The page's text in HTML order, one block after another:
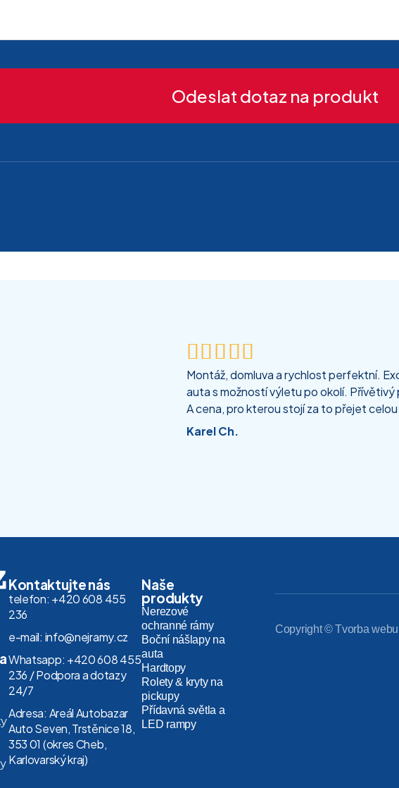
Odeslat dotaz na produkt

Montáž, domluva a rychlost perfektní.
auta s možností výletu po okolí. Přívětivý
A cena, pro kterou stojí za to přejet
Karel Ch.
Kontaktujte nás
telefon: +420 608 455
236
e-mail: info@nejramy.cz
Whatsapp: +420 608 455
236 / Podpora a dotazy
24/7
Adresa: Areál Autobazar
Auto Seven, Trstěnice 18,
353 01 (okres Cheb,
Karlovarský kraj)
Naše
produkty
Nerezové
ochranné rámy
Boční nášlapy na
auta
Hardtopy
Rolety & kryty na
pickupy
Přídavná světla a
LED rampy
Copyright © Tvorba